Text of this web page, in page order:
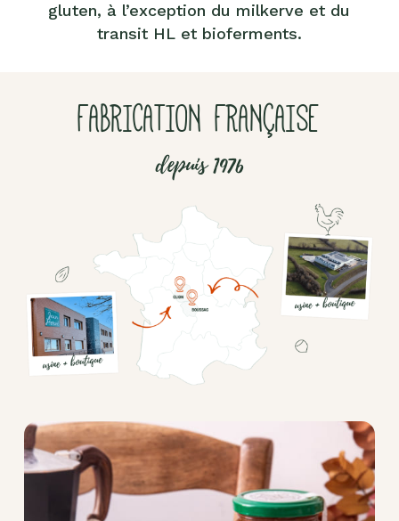
gluten, à l’exception du milkerve et du
transit HL et bioferments.
FABRICATION FRANÇAISE
depuis 1976
culinaires
Boisson
poudre
Fruits
secs
Mélanges
apéritifs
Tartinables
apéritifs